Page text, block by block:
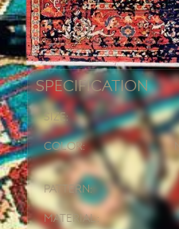
Specification
Size:
Color:
Pattern:
Material: